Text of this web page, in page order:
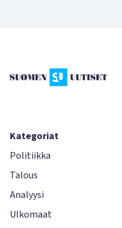
Kategoriat
Politiikka
Talous
Analyysi
Ulkomaat